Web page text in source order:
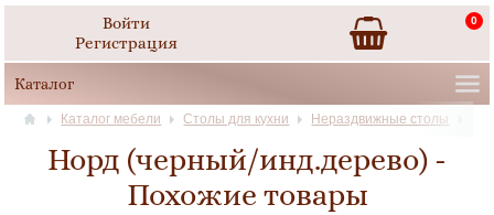
Войти
Регистрация
0
Каталог мебели Столы для кухни Нераздвижные столы
Норд (черный/инд.дерево) -
Похожие товары